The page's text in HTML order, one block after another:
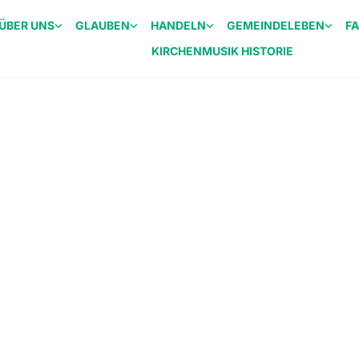
UNS GLAUBEN HANDELN GEMEINDELEBEN
KIRCHENMUSIK HISTORIE